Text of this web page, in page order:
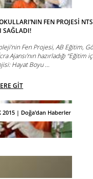
2015 | Doğa'dan Haberler
FEN PROJESİ
SAĞLADI!
Fen Projesi, AB Eğitim,
Ajansı’nın hazırladığı
Hayat Boyu ...
GİT